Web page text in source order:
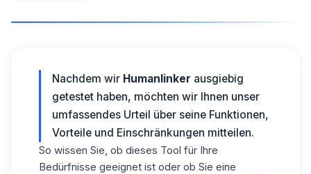
Nachdem wir Humanlinker ausgiebig
getestet haben, möchten wir Ihnen unser
umfassendes Urteil über seine Funktionen,
Vorteile und Einschränkungen mitteilen.
So wissen Sie, ob dieses Tool für Ihre
Bedürfnisse geeignet ist oder ob Sie eine